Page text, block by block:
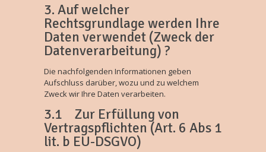
3. Auf welcher
Rechtsgrundlage werden Ihre
Daten verwendet (Zweck der
Datenverarbeitung) ?
Die nachfolgenden Informationen geben
Aufschluss darüber, wozu und zu welchem
Zweck wir Ihre Daten verarbeiten.
3.1 Zur Erfüllung von
Vertragspflichten (Art. 6 Abs 1
lit. b EU-DSGVO)